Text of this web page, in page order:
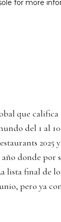
que califica
del 1 al
2025
año donde por
lista final de
pero ya